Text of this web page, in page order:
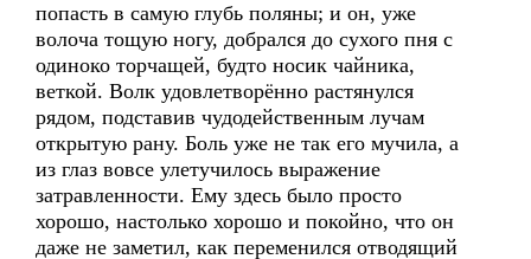
попасть в самую глубь поляны; и он, уже
волоча тощую ногу, добрался до сухого пня с
одиноко торчащей, будто носик чайника,
веткой. Волк удовлетворённо растянулся
рядом, подставив чудодейственным лучам
открытую рану. Боль уже не так его мучила, а
из глаз вовсе улетучилось выражение
затравленности. Ему здесь было просто
хорошо, настолько хорошо и покойно, что он
даже не заметил, как переменился отводящий